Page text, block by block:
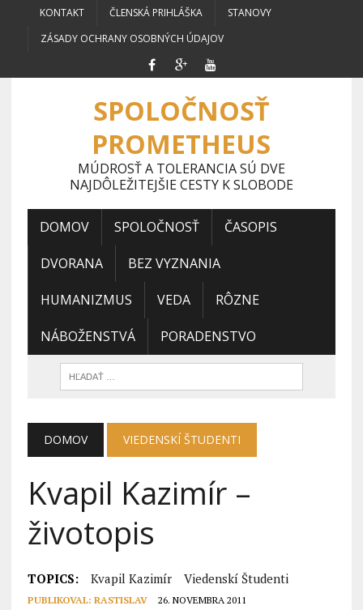
KONTAKT ČLENSKÁ PRIHLÁŠKA
STANOVY
ZÁSADY OCHRANY OSOBNÝCH ÚDAJOV
SPOLOČNOSŤ
PROMETHEUS
MÚDROSŤ A TOLERANCIA SÚ DVE
NAJDÔLEŽITEJŠIE CESTY K SLOBODE
DOMOV SPOLOČNOSŤ ČASOPIS
DVORANA BEZ VYZNANIA
HUMANIZMUS VEDA RÔZNE
NÁBOŽENSTVÁ PORADENSTVO
DOMOV VIEDENSKÍ ŠTUDENTI
Kvapil Kazimír –
životopis
TOPICS: Kvapil Kazimír Viedenskí Študenti
PUBLIKOVAL: RASTISLAV 26. NOVEMBRA 2011